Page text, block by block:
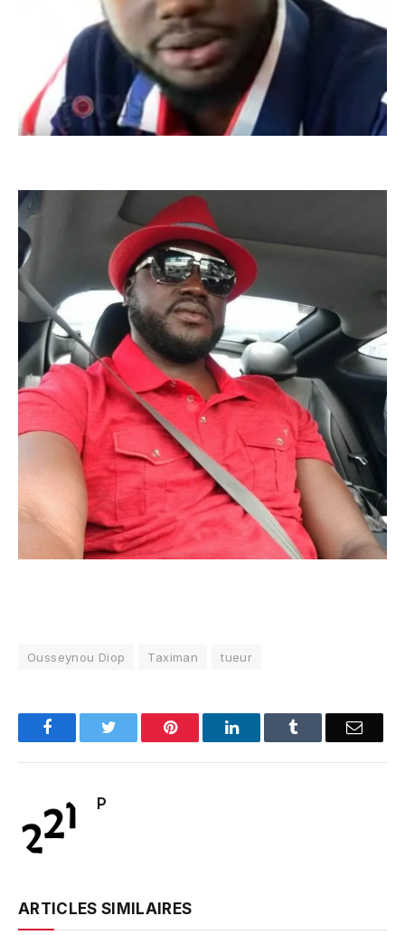
Ousseynou Diop Taximan tueur
FacebookTwitter Pinterest LinkedInTumblr Email
P
ARTICLES SIMILAIRES